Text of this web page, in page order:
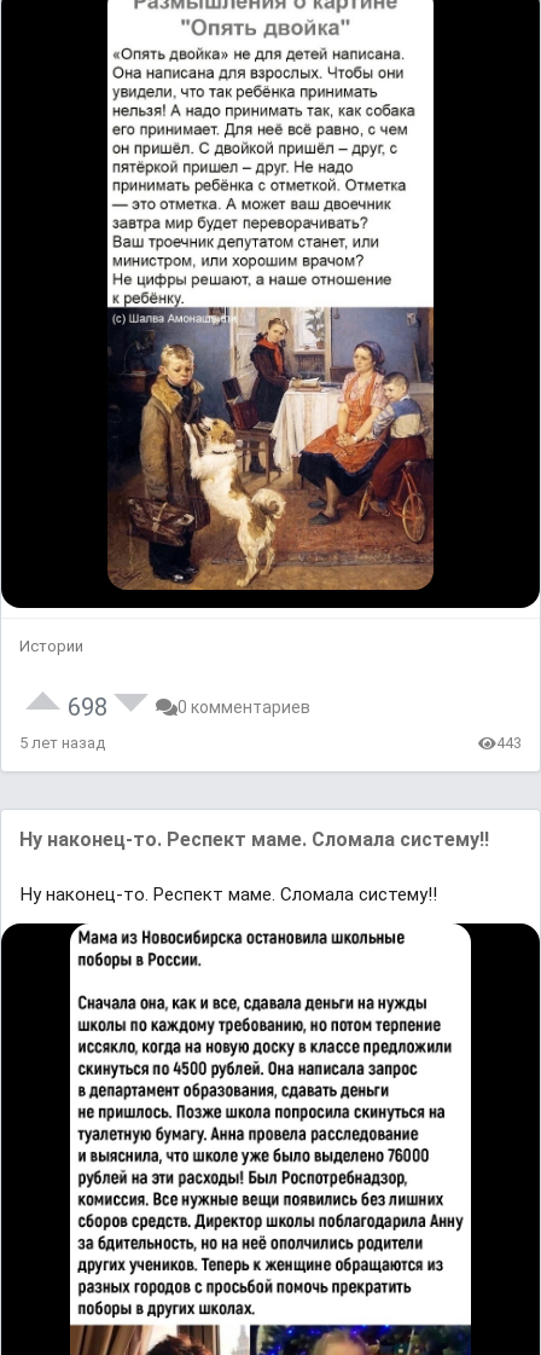
Истории
698 0 комментариев
5 лет назад 443
Ну наконец-то. Респект маме. Сломала систему!!
Ну наконец-то. Респект маме. Сломала систему!!